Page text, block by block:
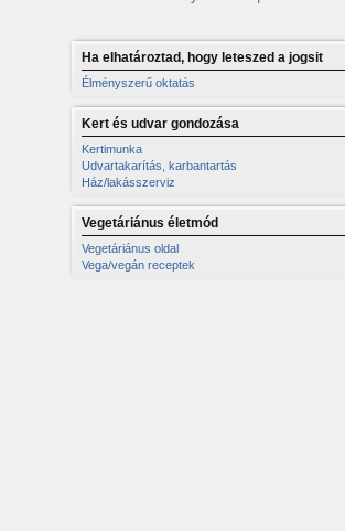
Ha elhatároztad, hogy leteszed a jogsit
Élményszerű oktatás
Kert és udvar gondozása
Kertimunka
Udvartakarítás, karbantartás
Ház/lakásszerviz
Vegetáriánus életmód
Vegetáriánus oldal
Vega/vegán receptek